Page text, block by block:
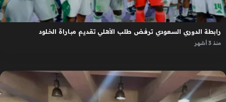
رابطة الدوري السعودي ترفض طلب الأهلي تقديم مباراة الخلود
منذ 3 أشهر